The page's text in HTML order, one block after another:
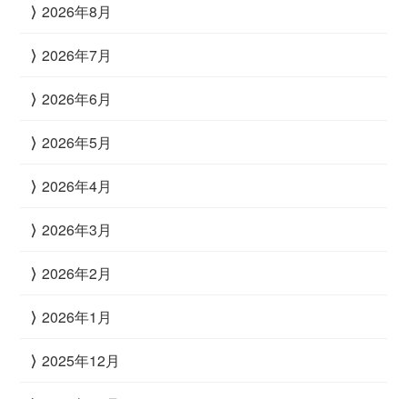
2026年8月
2026年7月
2026年6月
2026年5月
2026年4月
2026年3月
2026年2月
2026年1月
2025年12月